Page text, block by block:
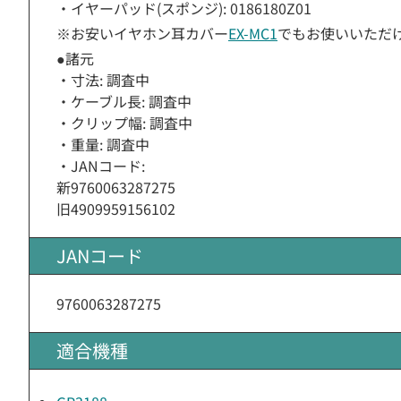
・イヤーパッド(スポンジ): 0186180Z01
※お安いイヤホン耳カバーEX-MC1でもお使いいただ
●諸元
・寸法: 調査中
・ケーブル長: 調査中
・クリップ幅: 調査中
・重量: 調査中
・JANコード:
新9760063287275
旧4909959156102
JANコード
9760063287275
適合機種